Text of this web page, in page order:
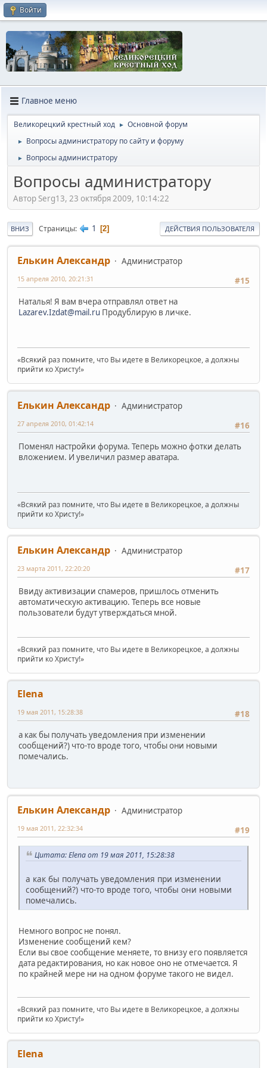
Войти
Главное меню
Великорецкий крестный ход ► Основной форум
► Вопросы администратору по сайту и форуму
► Вопросы администратору
Вопросы администратору
Автор Serg13, 23 октября 2009, 10:14:22
ВНИЗ Страницы 1 2 ДЕЙСТВИЯ ПОЛЬЗОВАТЕЛЯ
Елькин Александр
Администратор
#15
15 апреля 2010, 20:21:31
Наталья! Я вам вчера отправлял ответ на
Lazarev.Izdat@mail.ru Продублирую в личке.
«Всякий раз помните, что Вы идете в Великорецкое, а должны
прийти ко Христу!»
Елькин Александр
Администратор
#16
27 апреля 2010, 01:42:14
Поменял настройки форума. Теперь можно фотки делать
вложением. И увеличил размер аватара.
«Всякий раз помните, что Вы идете в Великорецкое, а должны
прийти ко Христу!»
Елькин Александр
Администратор
#17
23 марта 2011, 22:20:20
Ввиду активизации спамеров, пришлось отменить
автоматическую активацию. Теперь все новые
пользователи будут утверждаться мной.
«Всякий раз помните, что Вы идете в Великорецкое, а должны
прийти ко Христу!»
Elena
#18
19 мая 2011, 15:28:38
а как бы получать уведомления при изменении
сообщений?) что-то вроде того, чтобы они новыми
помечались.
Елькин Александр
Администратор
#19
19 мая 2011, 22:32:34
Цитата: Elena от 19 мая 2011, 15:28:38
а как бы получать уведомления при изменении
сообщений?) что-то вроде того, чтобы они новыми
помечались.
Немного вопрос не понял.
Изменение сообщений кем?
Если вы свое сообщение меняете, то внизу его появляется
дата редактирования, но как новое оно не отмечается. Я
по крайней мере ни на одном форуме такого не видел.
«Всякий раз помните, что Вы идете в Великорецкое, а должны
прийти ко Христу!»
Elena